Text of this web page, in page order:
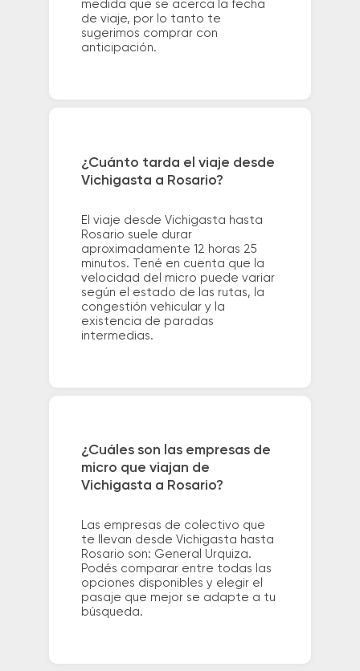
medida que se acerca la fecha
de viaje, por lo tanto te
sugerimos comprar con
anticipación.
¿Cuánto tarda el viaje desde
Vichigasta a Rosario?
El viaje desde Vichigasta hasta
Rosario suele durar
aproximadamente 12 horas 25
minutos. Tené en cuenta que la
velocidad del micro puede variar
según el estado de las rutas, la
congestión vehicular y la
existencia de paradas
intermedias.
¿Cuáles son las empresas de
micro que viajan de
Vichigasta a Rosario?
Las empresas de colectivo que
te llevan desde Vichigasta hasta
Rosario son: General Urquiza.
Podés comparar entre todas las
opciones disponibles y elegir el
pasaje que mejor se adapte a tu
búsqueda.